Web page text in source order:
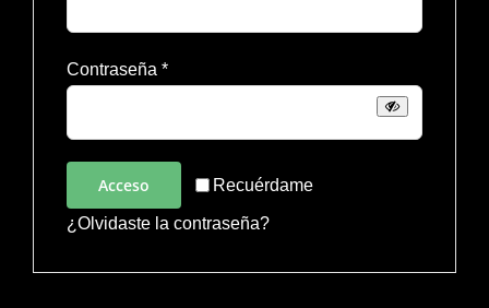
Contraseña *Obligatorio
Recuérdame
Acceso
¿Olvidaste la contraseña?